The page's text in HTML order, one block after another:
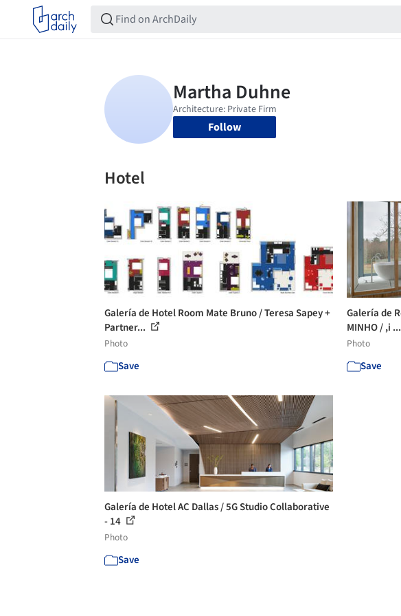
Follow
Hotel
Galería de Hotel Room Mate Bruno / Teresa Sapey +
Partner...
Photo
Save
Galería de
MINHO / ,i ...
Photo
Save
Galería de Hotel AC Dallas / 5G Studio Collaborative
- 14
Photo
Save